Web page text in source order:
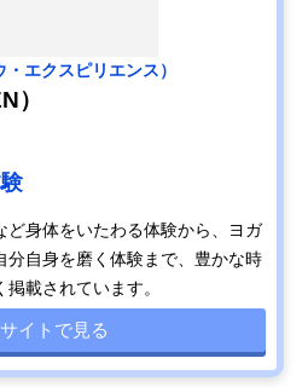
エクスピリエンス）
）
ど身体をいたわる体験から、ヨガ
分自身を磨く体験まで、豊かな時
載されています。
イトで見る